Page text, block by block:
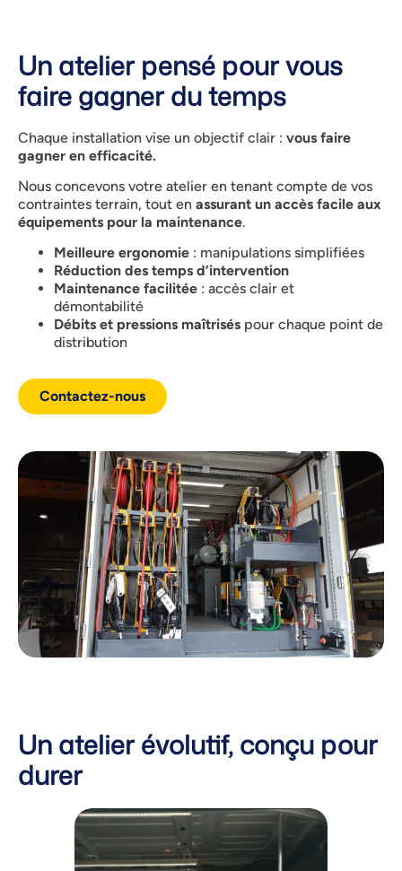
Un atelier pensé pour vous
faire gagner du temps
Chaque installation vise un objectif clair : vous faire
gagner en efficacité.
Nous concevons votre atelier en tenant compte de vos
contraintes terrain, tout en assurant un accès facile aux
équipements pour la maintenance.
Meilleure ergonomie : manipulations simplifiées
Réduction des temps d’intervention
Maintenance facilitée : accès clair et
démontabilité
Débits et pressions maîtrisés pour chaque point de
distribution
Contactez-nous
Un atelier évolutif, conçu pour
durer